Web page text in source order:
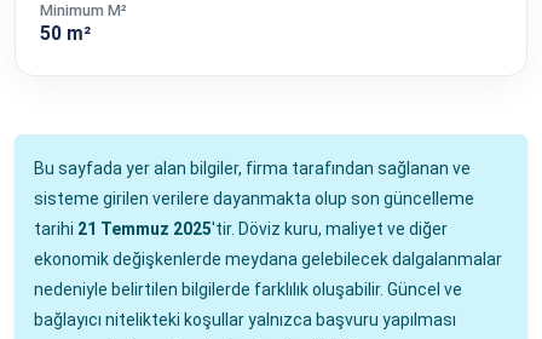
Minimum M²
50 m²
Bu sayfada yer alan bilgiler, firma tarafından sağlanan ve
sisteme girilen verilere dayanmakta olup son güncelleme
tarihi 21 Temmuz 2025'tir. Döviz kuru, maliyet ve diğer
ekonomik değişkenlerde meydana gelebilecek dalgalanmalar
nedeniyle belirtilen bilgilerde farklılık oluşabilir. Güncel ve
bağlayıcı nitelikteki koşullar yalnızca başvuru yapılması